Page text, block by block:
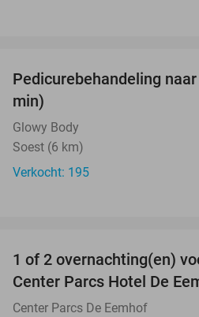
Pedicurebehandeling
min)
Glowy Body
Soest (6 km)
Verkocht: 195
1 of 2 overnachting(en)
Center Parcs Hotel De
Center Parcs De Eemhof